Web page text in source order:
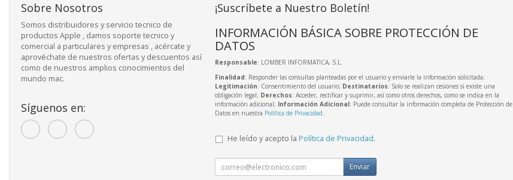
Sobre Nosotros
Somos distribuidores y servicio tecnico de
productos Apple , damos soporte tecnico y
comercial a particulares y empresas , acércate y
aprovéchate de nuestros ofertas y descuentos así
como de nuestros amplios conocimientos del
mundo mac.
Síguenos en:
¡Suscríbete a Nuestro Boletín!
INFORMACIÓN BÁSICA SOBRE PROTECCIÓN DE
DATOS
Responsable: LOMBER INFORMATICA, S.L.
Finalidad: Responder las consultas planteadas por el usuario y enviarle la información solicitada;
Legitimación: Consentimiento del usuario; Destinatarios: Solo se realizan cesiones si existe una
obligación legal; Derechos: Acceder, rectificar y suprimir, así como otros derechos, como se indica en la
información adicional; Información Adicional: Puede consultar la información completa de Protección de
Datos en nuestra Política de Privacidad.
He leído y acepto la Política de Privacidad.
Enviar